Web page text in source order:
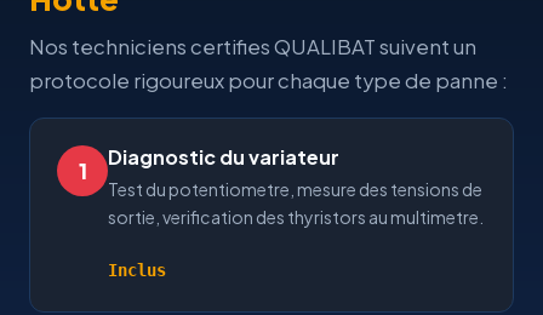
Nos techniciens certifies QUALIBAT suivent un
protocole rigoureux pour chaque type de panne :
1
Diagnostic du variateur
Test du potentiometre, mesure des tensions de
sortie, verification des thyristors au multimetre.
Inclus